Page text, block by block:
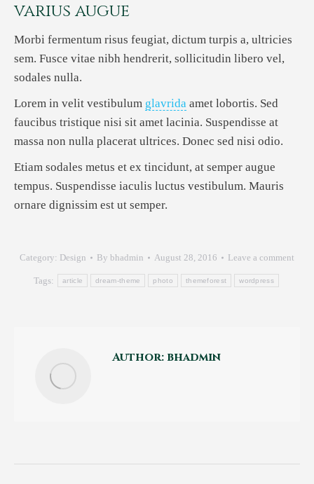
varius augue
Morbi fermentum risus feugiat, dictum turpis a, ultricies
sem. Fusce vitae nibh hendrerit, sollicitudin libero vel,
sodales nulla.
Lorem in velit vestibulum glavrida amet lobortis. Sed
faucibus tristique nisi sit amet lacinia. Suspendisse at
massa non nulla placerat ultrices. Donec sed nisi odio.
Etiam sodales metus et ex tincidunt, at semper augue
tempus. Suspendisse iaculis luctus vestibulum. Mauris
ornare dignissim est ut semper.
Category: Design By bhadmin August 28, 2016 Leave a comment
Tags: article dream-theme photo themeforest wordpress
Author: bhadmin